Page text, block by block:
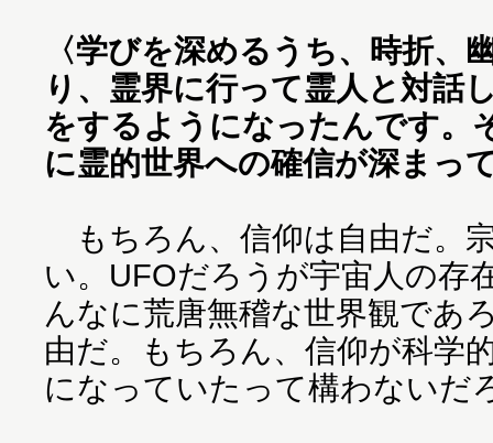
〈学びを深めるうち、時折、
り、霊界に行って霊人と対話
をするようになったんです。
に霊的世界への確信が深まっ
もちろん、信仰は自由だ。
い。UFOだろうが宇宙人の存
んなに荒唐無稽な世界観であ
由だ。もちろん、信仰が科学
になっていたって構わないだ